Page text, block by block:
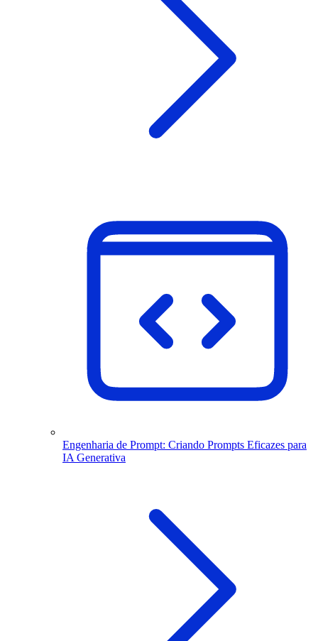
Engenharia de Prompt: Criando Prompts Eficazes para
IA Generativa